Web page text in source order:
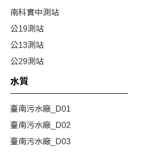
南科實中測站
公19測站
公13測站
公29測站
水質
臺南污水廠_D01
臺南污水廠_D02
臺南污水廠_D03